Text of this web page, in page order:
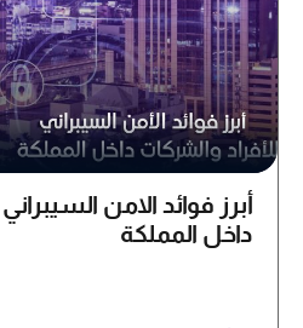
أبرز فوائد الامن
داخل المملكة